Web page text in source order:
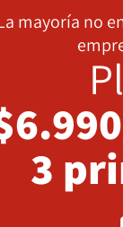
mayoría no
3